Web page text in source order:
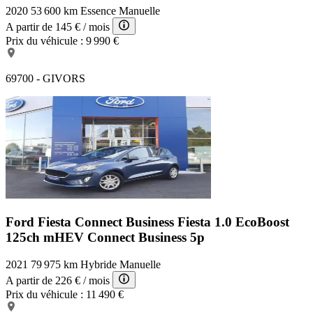
2020 53 600 km Essence Manuelle
A partir de 145 € / mois
Prix du véhicule : 9 990 €
69700 - GIVORS
Ford Fiesta Connect Business Fiesta 1.0 EcoBoost
125ch mHEV Connect Business 5p
2021 79 975 km Hybride Manuelle
A partir de 226 € / mois
Prix du véhicule : 11 490 €